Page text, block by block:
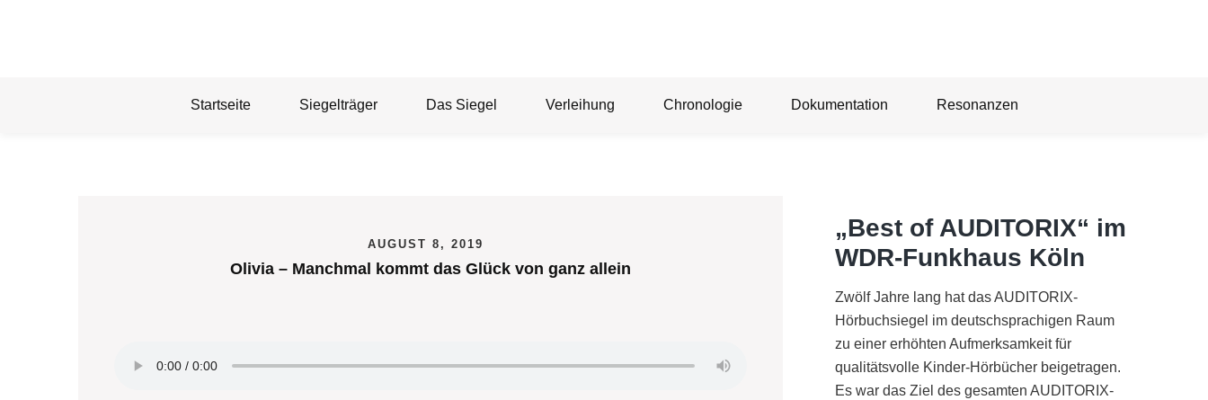
Startseite Siegelträger Das Siegel Verleihung Chronologie Dokumentation Resonanzen
AUGUST 8, 2019
Olivia – Manchmal kommt das Glück von ganz allein
„Best of AUDITORIX“ im
WDR-Funkhaus Köln
Zwölf Jahre lang hat das AUDITORIX-
Hörbuchsiegel im deutschsprachigen Raum
zu einer erhöhten Aufmerksamkeit für
qualitätsvolle Kinder-Hörbücher beigetragen.
Es war das Ziel des gesamten AUDITORIX-